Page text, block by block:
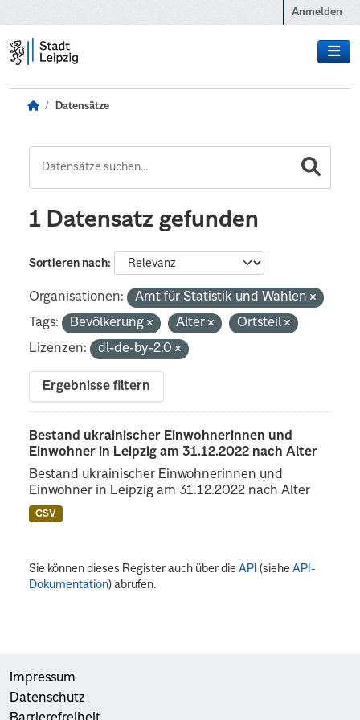
Anmelden
Datensätze
1 Datensatz gefunden
Sortieren nach
Organisationen:
Amt für Statistik und Wahlen
Tags:
Bevölkerung Alter
Ortsteil
Lizenzen:
dl-de-by-2.0
Ergebnisse filtern
Bestand ukrainischer Einwohnerinnen und
Einwohner in Leipzig am 31.12.2022 nach Alter
Bestand ukrainischer Einwohnerinnen und
Einwohner in Leipzig am 31.12.2022 nach Alter
CSV
Sie können dieses Register auch über dieAPI (sieheAPI-
Dokumentation) abrufen.
Impressum
Datenschutz